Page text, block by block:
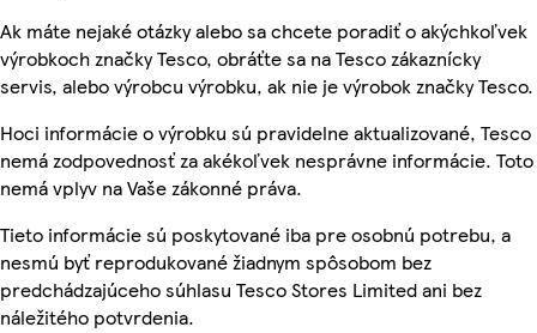
Ak máte nejaké otázky alebo sa chcete poradiť o akýchkoľvek
výrobkoch značky Tesco, obráťte sa na Tesco zákaznícky
servis, alebo výrobcu výrobku, ak nie je výrobok značky Tesco.
Hoci informácie o výrobku sú pravidelne aktualizované, Tesco
nemá zodpovednosť za akékoľvek nesprávne informácie. Toto
nemá vplyv na Vaše zákonné práva.
Tieto informácie sú poskytované iba pre osobnú potrebu, a
nesmú byť reprodukované žiadnym spôsobom bez
predchádzajúceho súhlasu Tesco Stores Limited ani bez
náležitého potvrdenia.